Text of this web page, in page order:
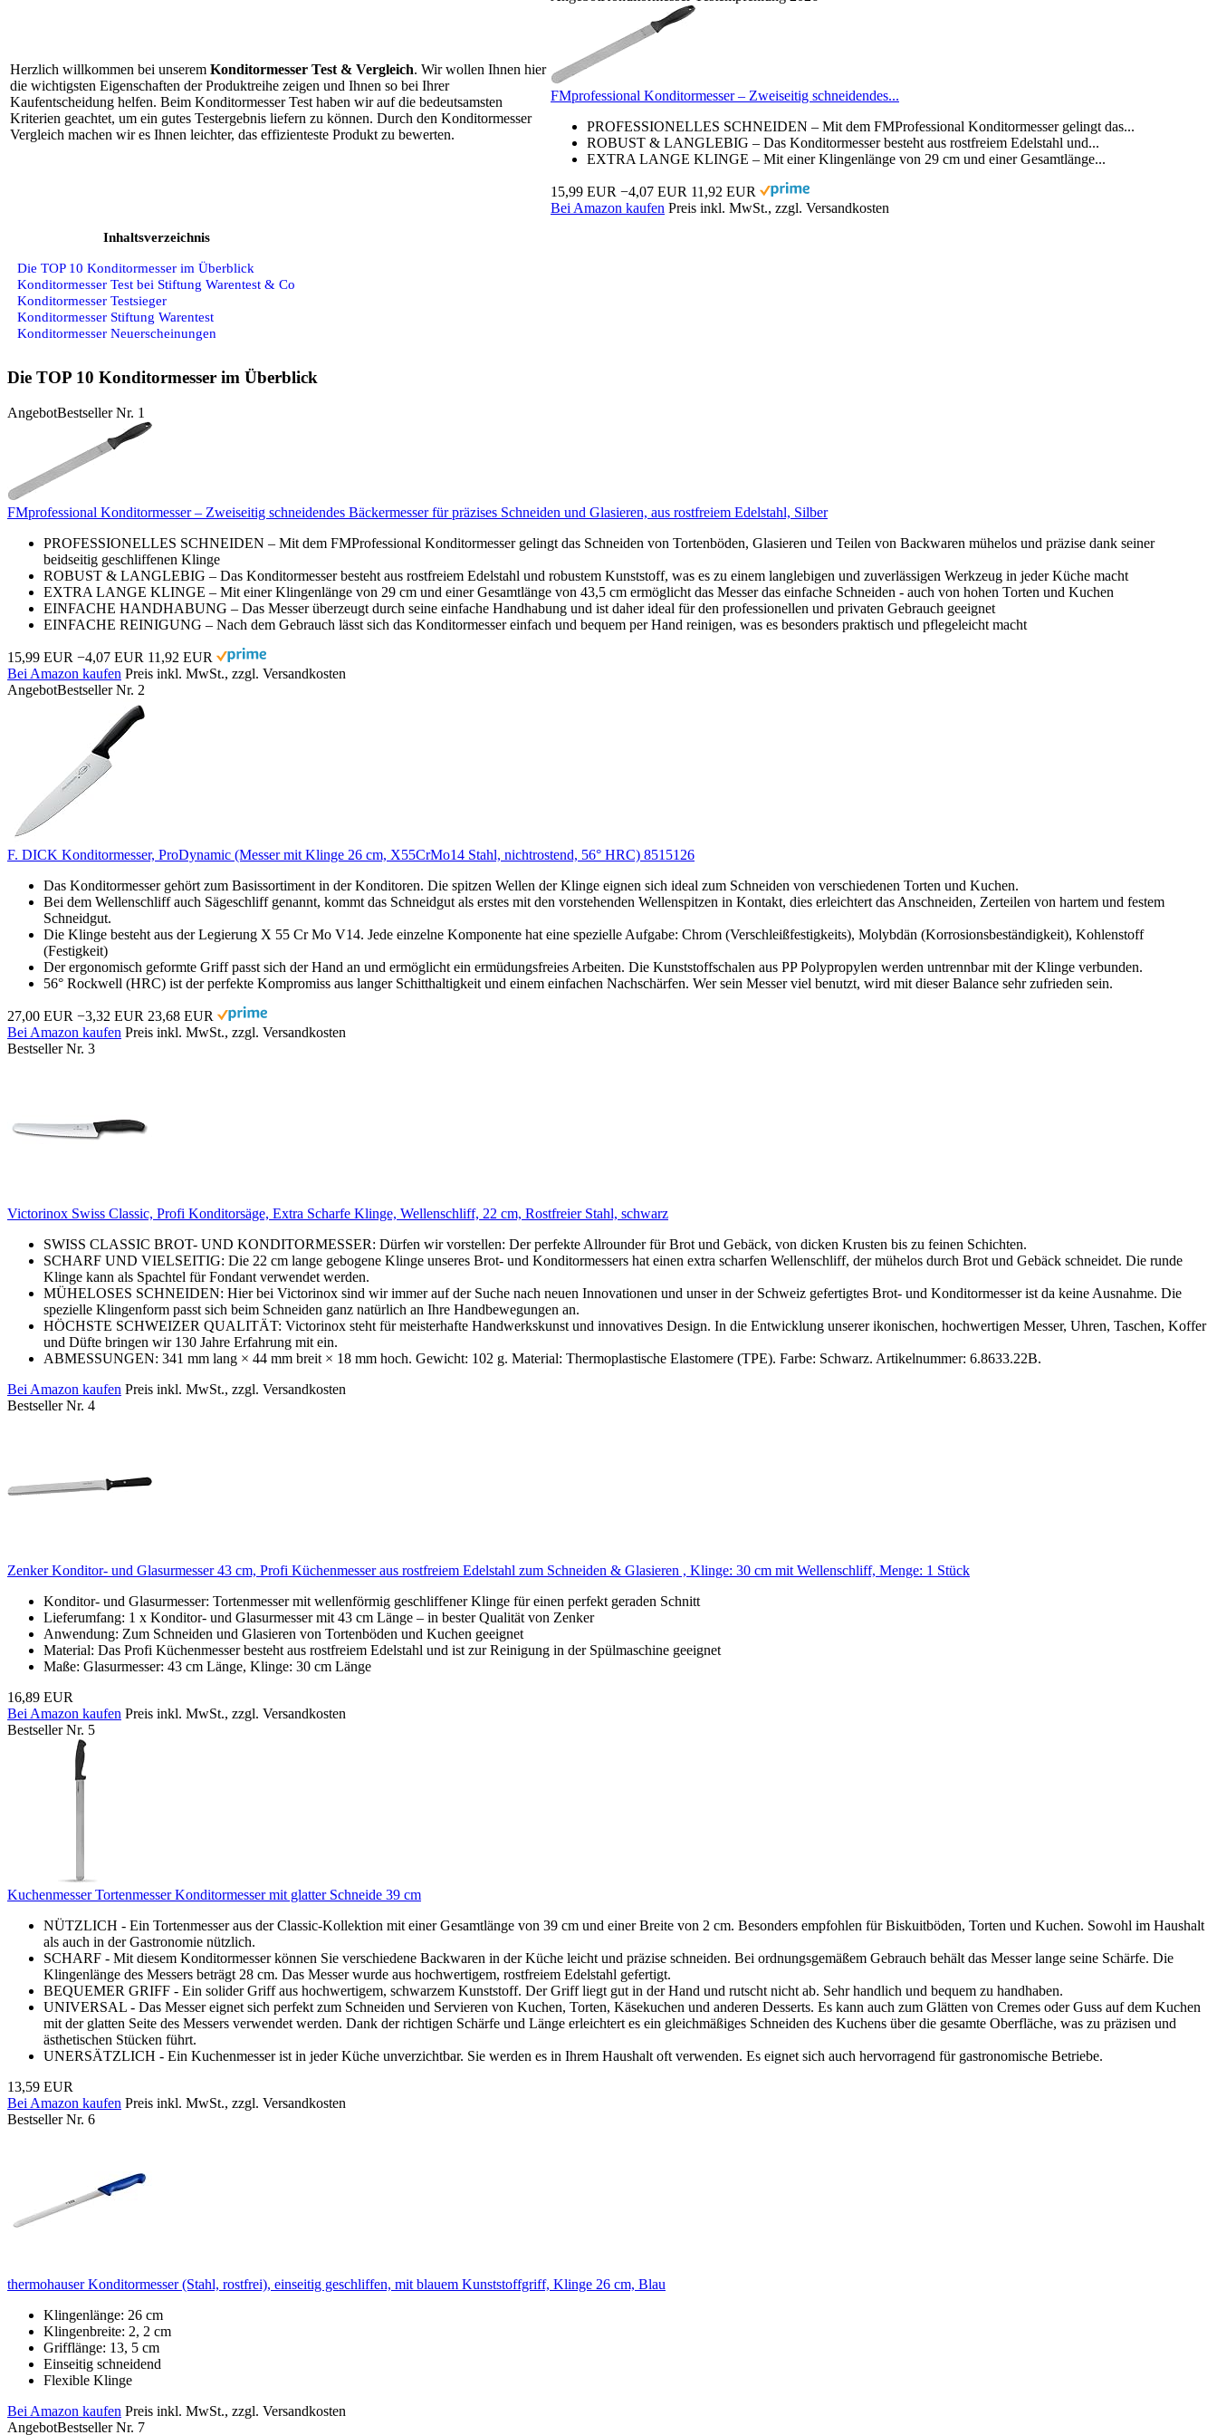
Herzlich willkommen bei unserem Konditormesser Test & Vergleich. Wir wollen Ihnen hier
die wichtigsten Eigenschaften der Produktreihe zeigen und Ihnen so bei Ihrer
Kaufentscheidung helfen. Beim Konditormesser Test haben wir auf die bedeutsamsten
Kriterien geachtet, um ein gutes Testergebnis liefern zu können. Durch den Konditormesser
Vergleich machen wir es Ihnen leichter, das effizienteste Produkt zu bewerten.
FMprofessional Konditormesser – Zweiseitig schneidendes...
PROFESSIONELLES SCHNEIDEN – Mit dem FMProfessional Konditormesser gelingt das...
ROBUST & LANGLEBIG – Das Konditormesser besteht aus rostfreiem Edelstahl und...
EXTRA LANGE KLINGE – Mit einer Klingenlänge von 29 cm und einer Gesamtlänge...
15,99 EUR −4,07 EUR 11,92 EUR
Bei Amazon kaufen Preis inkl. MwSt., zzgl. Versandkosten
Inhaltsverzeichnis
Die TOP 10 Konditormesser im Überblick
Konditormesser Test bei Stiftung Warentest & Co
Konditormesser Testsieger
Konditormesser Stiftung Warentest
Konditormesser Neuerscheinungen
Die TOP 10 Konditormesser im Überblick
AngebotBestseller Nr. 1
FMprofessional Konditormesser – Zweiseitig schneidendes Bäckermesser für präzises Schneiden und Glasieren, aus rostfreiem Edelstahl, Silber
PROFESSIONELLES SCHNEIDEN – Mit dem FMProfessional Konditormesser gelingt das Schneiden von Tortenböden, Glasieren und Teilen von Backwaren mühelos und präzise dank seiner
beidseitig geschliffenen Klinge
ROBUST & LANGLEBIG – Das Konditormesser besteht aus rostfreiem Edelstahl und robustem Kunststoff, was es zu einem langlebigen und zuverlässigen Werkzeug in jeder Küche macht
EXTRA LANGE KLINGE – Mit einer Klingenlänge von 29 cm und einer Gesamtlänge von 43,5 cm ermöglicht das Messer das einfache Schneiden - auch von hohen Torten und Kuchen
EINFACHE HANDHABUNG – Das Messer überzeugt durch seine einfache Handhabung und ist daher ideal für den professionellen und privaten Gebrauch geeignet
EINFACHE REINIGUNG – Nach dem Gebrauch lässt sich das Konditormesser einfach und bequem per Hand reinigen, was es besonders praktisch und pflegeleicht macht
15,99 EUR −4,07 EUR 11,92 EUR
Bei Amazon kaufen Preis inkl. MwSt., zzgl. Versandkosten
AngebotBestseller Nr. 2
F. DICK Konditormesser, ProDynamic (Messer mit Klinge 26 cm, X55CrMo14 Stahl, nichtrostend, 56° HRC) 8515126
Das Konditormesser gehört zum Basissortiment in der Konditoren. Die spitzen Wellen der Klinge eignen sich ideal zum Schneiden von verschiedenen Torten und Kuchen.
Bei dem Wellenschliff auch Sägeschliff genannt, kommt das Schneidgut als erstes mit den vorstehenden Wellenspitzen in Kontakt, dies erleichtert das Anschneiden, Zerteilen von hartem und festem
Schneidgut.
Die Klinge besteht aus der Legierung X 55 Cr Mo V14. Jede einzelne Komponente hat eine spezielle Aufgabe: Chrom (Verschleißfestigkeits), Molybdän (Korrosionsbeständigkeit), Kohlenstoff
(Festigkeit)
Der ergonomisch geformte Griff passt sich der Hand an und ermöglicht ein ermüdungsfreies Arbeiten. Die Kunststoffschalen aus PP Polypropylen werden untrennbar mit der Klinge verbunden.
56° Rockwell (HRC) ist der perfekte Kompromiss aus langer Schitthaltigkeit und einem einfachen Nachschärfen. Wer sein Messer viel benutzt, wird mit dieser Balance sehr zufrieden sein.
27,00 EUR −3,32 EUR 23,68 EUR
Bei Amazon kaufen Preis inkl. MwSt., zzgl. Versandkosten
Bestseller Nr. 3
Victorinox Swiss Classic, Profi Konditorsäge, Extra Scharfe Klinge, Wellenschliff, 22 cm, Rostfreier Stahl, schwarz
SWISS CLASSIC BROT- UND KONDITORMESSER: Dürfen wir vorstellen: Der perfekte Allrounder für Brot und Gebäck, von dicken Krusten bis zu feinen Schichten.
SCHARF UND VIELSEITIG: Die 22 cm lange gebogene Klinge unseres Brot- und Konditormessers hat einen extra scharfen Wellenschliff, der mühelos durch Brot und Gebäck schneidet. Die runde
Klinge kann als Spachtel für Fondant verwendet werden.
MÜHELOSES SCHNEIDEN: Hier bei Victorinox sind wir immer auf der Suche nach neuen Innovationen und unser in der Schweiz gefertigtes Brot- und Konditormesser ist da keine Ausnahme. Die
spezielle Klingenform passt sich beim Schneiden ganz natürlich an Ihre Handbewegungen an.
HÖCHSTE SCHWEIZER QUALITÄT: Victorinox steht für meisterhafte Handwerkskunst und innovatives Design. In die Entwicklung unserer ikonischen, hochwertigen Messer, Uhren, Taschen, Koffer
und Düfte bringen wir 130 Jahre Erfahrung mit ein.
ABMESSUNGEN: 341 mm lang × 44 mm breit × 18 mm hoch. Gewicht: 102 g. Material: Thermoplastische Elastomere (TPE). Farbe: Schwarz. Artikelnummer: 6.8633.22B.
Bei Amazon kaufen Preis inkl. MwSt., zzgl. Versandkosten
Bestseller Nr. 4
Zenker Konditor- und Glasurmesser 43 cm, Profi Küchenmesser aus rostfreiem Edelstahl zum Schneiden & Glasieren , Klinge: 30 cm mit Wellenschliff, Menge: 1 Stück
Konditor- und Glasurmesser: Tortenmesser mit wellenförmig geschliffener Klinge für einen perfekt geraden Schnitt
Lieferumfang: 1 x Konditor- und Glasurmesser mit 43 cm Länge – in bester Qualität von Zenker
Anwendung: Zum Schneiden und Glasieren von Tortenböden und Kuchen geeignet
Material: Das Profi Küchenmesser besteht aus rostfreiem Edelstahl und ist zur Reinigung in der Spülmaschine geeignet
Maße: Glasurmesser: 43 cm Länge, Klinge: 30 cm Länge
16,89 EUR
Bei Amazon kaufen Preis inkl. MwSt., zzgl. Versandkosten
Bestseller Nr. 5
Kuchenmesser Tortenmesser Konditormesser mit glatter Schneide 39 cm
NÜTZLICH - Ein Tortenmesser aus der Classic-Kollektion mit einer Gesamtlänge von 39 cm und einer Breite von 2 cm. Besonders empfohlen für Biskuitböden, Torten und Kuchen. Sowohl im Haushalt
als auch in der Gastronomie nützlich.
SCHARF - Mit diesem Konditormesser können Sie verschiedene Backwaren in der Küche leicht und präzise schneiden. Bei ordnungsgemäßem Gebrauch behält das Messer lange seine Schärfe. Die
Klingenlänge des Messers beträgt 28 cm. Das Messer wurde aus hochwertigem, rostfreiem Edelstahl gefertigt.
BEQUEMER GRIFF - Ein solider Griff aus hochwertigem, schwarzem Kunststoff. Der Griff liegt gut in der Hand und rutscht nicht ab. Sehr handlich und bequem zu handhaben.
UNIVERSAL - Das Messer eignet sich perfekt zum Schneiden und Servieren von Kuchen, Torten, Käsekuchen und anderen Desserts. Es kann auch zum Glätten von Cremes oder Guss auf dem Kuchen
mit der glatten Seite des Messers verwendet werden. Dank der richtigen Schärfe und Länge erleichtert es ein gleichmäßiges Schneiden des Kuchens über die gesamte Oberfläche, was zu präzisen und
ästhetischen Stücken führt.
UNERSÄTZLICH - Ein Kuchenmesser ist in jeder Küche unverzichtbar. Sie werden es in Ihrem Haushalt oft verwenden. Es eignet sich auch hervorragend für gastronomische Betriebe.
13,59 EUR
Bei Amazon kaufen Preis inkl. MwSt., zzgl. Versandkosten
Bestseller Nr. 6
thermohauser Konditormesser (Stahl, rostfrei), einseitig geschliffen, mit blauem Kunststoffgriff, Klinge 26 cm, Blau
Klingenlänge: 26 cm
Klingenbreite: 2, 2 cm
Grifflänge: 13, 5 cm
Einseitig schneidend
Flexible Klinge
Bei Amazon kaufen Preis inkl. MwSt., zzgl. Versandkosten
AngebotBestseller Nr. 7